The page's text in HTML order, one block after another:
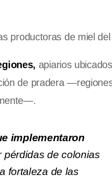
productoras de miel
apiarios
de pradera
implementaron
pérdidas de colonias
fortaleza de las